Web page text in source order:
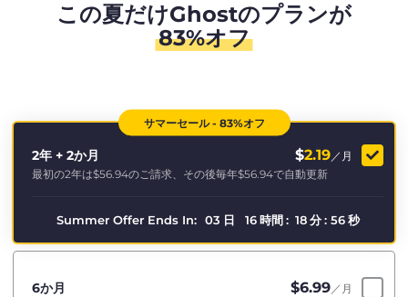
この夏だけGhostのプランが
83%オフ
サマーセール - 83%オフ
2年 + 2か月 $2.19 ／月
最初の2年は$56.94のご請求、その後毎年$56.94で自動更新
Summer Offer Ends In: 03 日 16 時間 : 18 分 : 56 秒
6か月 $6.99 ／月